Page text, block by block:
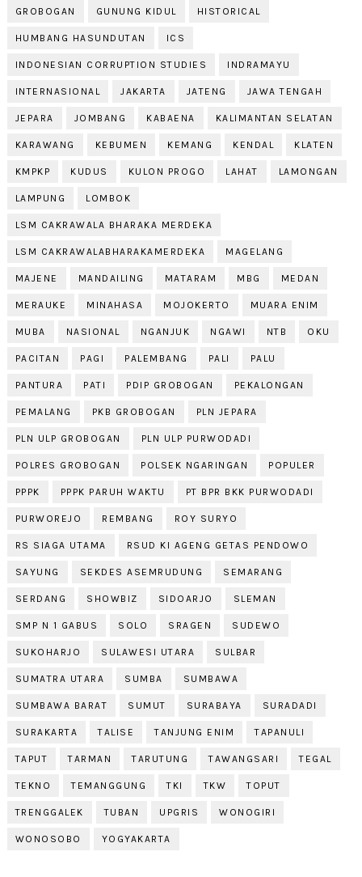
GROBOGAN GUNUNG KIDUL HISTORICAL
HUMBANG HASUNDUTAN ICS
INDONESIAN CORRUPTION STUDIES INDRAMAYU
INTERNASIONAL JAKARTA JATENG JAWA TENGAH
JEPARA JOMBANG KABAENA KALIMANTAN SELATAN
KARAWANG KEBUMEN KEMANG KENDAL KLATEN
KMPKP KUDUS KULON PROGO LAHAT LAMONGAN
LAMPUNG LOMBOK
LSM CAKRAWALA BHARAKA MERDEKA
LSM CAKRAWALABHARAKAMERDEKA MAGELANG
MAJENE MANDAILING MATARAM MBG MEDAN
MERAUKE MINAHASA MOJOKERTO MUARA ENIM
MUBA NASIONAL NGANJUK NGAWI NTB OKU
PACITAN PAGI PALEMBANG PALI PALU
PANTURA PATI PDIP GROBOGAN PEKALONGAN
PEMALANG PKB GROBOGAN PLN JEPARA
PLN ULP GROBOGAN PLN ULP PURWODADI
POLRES GROBOGAN POLSEK NGARINGAN POPULER
PPPK PPPK PARUH WAKTU PT BPR BKK PURWODADI
PURWOREJO REMBANG ROY SURYO
RS SIAGA UTAMA RSUD KI AGENG GETAS PENDOWO
SAYUNG SEKDES ASEMRUDUNG SEMARANG
SERDANG SHOWBIZ SIDOARJO SLEMAN
SMP N 1 GABUS SOLO SRAGEN SUDEWO
SUKOHARJO SULAWESI UTARA SULBAR
SUMATRA UTARA SUMBA SUMBAWA
SUMBAWA BARAT SUMUT SURABAYA SURADADI
SURAKARTA TALISE TANJUNG ENIM TAPANULI
TAPUT TARMAN TARUTUNG TAWANGSARI TEGAL
TEKNO TEMANGGUNG TKI TKW TOPUT
TRENGGALEK TUBAN UPGRIS WONOGIRI
WONOSOBO YOGYAKARTA